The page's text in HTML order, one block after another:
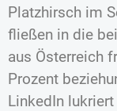
Platzhirsch im
fließen in die
aus Österreich
Prozent
LinkedIn